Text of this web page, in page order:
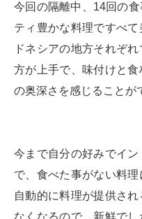
今回の隔離中、14回の
ティ豊かな料理ですべ
ドネシアの地方それぞ
方が上手で、味付けと
の奥深さを感じることが
今まで自分の好みでイ
で、食べた事がない料理
自動的に料理が提供さ
なくなるので、新鮮で